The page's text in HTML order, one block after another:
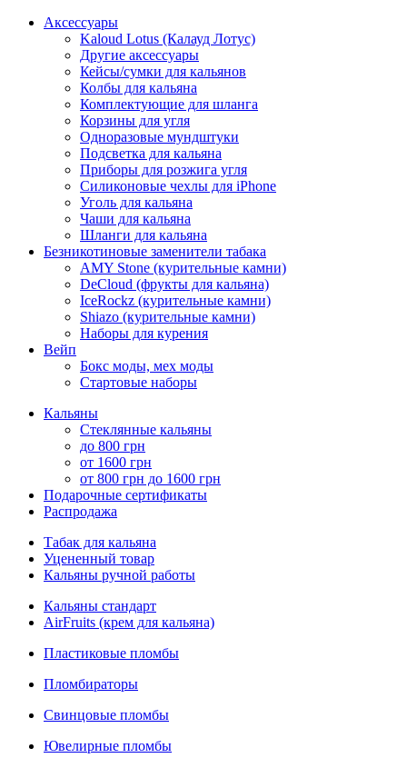
Аксессуары
Kaloud Lotus (Калауд Лотус)
Другие аксессуары
Кейсы/сумки для кальянов
Колбы для кальяна
Комплектующие для шланга
Корзины для угля
Одноразовые мундштуки
Подсветка для кальяна
Приборы для розжига угля
Силиконовые чехлы для iPhone
Уголь для кальяна
Чаши для кальяна
Шланги для кальяна
Безникотиновые заменители табака
AMY Stone (курительные камни)
DeCloud (фрукты для кальяна)
IceRockz (курительные камни)
Shiazo (курительные камни)
Наборы для курения
Вейп
Бокс моды, мех моды
Стартовые наборы
Кальяны
Стеклянные кальяны
до 800 грн
от 1600 грн
от 800 грн до 1600 грн
Подарочные сертификаты
Распродажа
Табак для кальяна
Уцененный товар
Кальяны ручной работы
Кальяны стандарт
AirFruits (крем для кальяна)
Пластиковые пломбы
Пломбираторы
Свинцовые пломбы
Ювелирные пломбы